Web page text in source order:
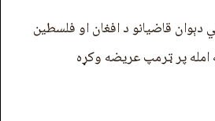
دېوان قاضیانو د افغان او فلسطین
پر ټرمپ عریضه وکړه